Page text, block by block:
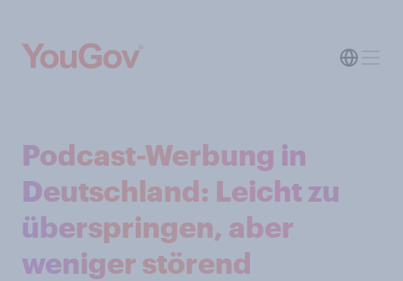
Podcast-Werbung in
Deutschland: Leicht zu
überspringen, aber
weniger störend